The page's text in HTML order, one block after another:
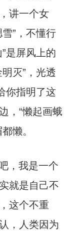
讲一个女
”，不懂行
是屏风上的
灭”，光透
你指明了这
，“懒起画蛾
懒。
，我是一个
就是自己不
这个不重
，人类因为